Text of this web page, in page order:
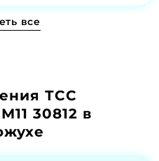
все
ТСС
30812 в